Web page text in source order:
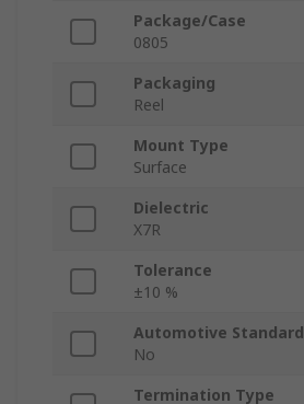
Package/Case
0805
Packaging
Reel
Mount Type
Surface
Dielectric
X7R
Tolerance
±10 %
Automotive Standard
No
Termination Type